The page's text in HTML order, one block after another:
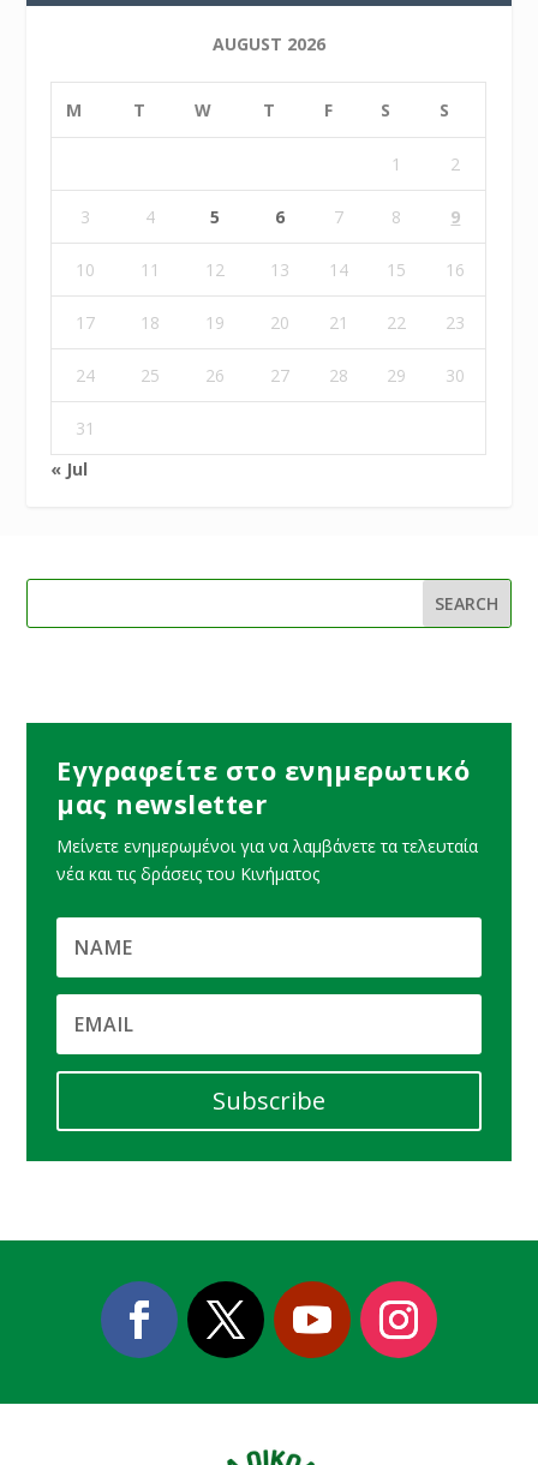
AUGUST 2026
M T W T F S S
1 2
3 4 5 6 7 8 9
10 11 12 13 14 15 16
17 18 19 20 21 22 23
24 25 26 27 28 29 30
31
« Jul
Εγγραφείτε στο ενημερωτικό
μας newsletter
Μείνετε ενημερωμένοι για να λαμβάνετε τα τελευταία
νέα και τις δράσεις του Κινήματος
Subscribe